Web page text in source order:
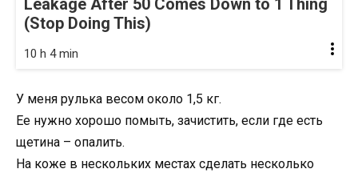
Leakage After 50 Comes Down to 1 Thing
(Stop Doing This)
10 h 4 min
У меня рулька весом около 1,5 кг.
Ее нужно хорошо помыть, зачистить, если где есть
щетина – опалить.
На коже в нескольких местах сделать несколько